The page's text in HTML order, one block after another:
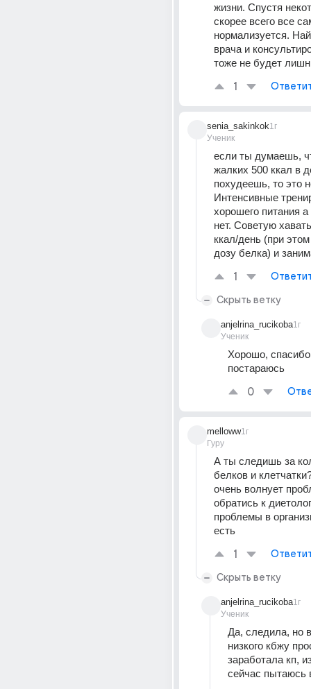
жизни. Спустя
скорее всего все
нормализуется.
врача и
тоже не будет
1
senia_sakinkok
Ученик
1г
если ты думаешь,
жалких 500 ккал в
похудеешь, то это
Интенсивные
хорошего питания а
нет. Советую
ккал/день (при
дозу белка) и
1
Скрыть ветку
anjelrina_rucikoba
Ученик
1г
Хорошо,
постараюсь
0
melloww
Гуру
1г
А ты следишь за
белков и
очень волнует
обратись к
проблемы в
есть
1
Скрыть ветку
anjelrina_rucikoba
Ученик
1г
Да, следила, но
низкого кбжу
заработала кп,
сейчас пытаюсь